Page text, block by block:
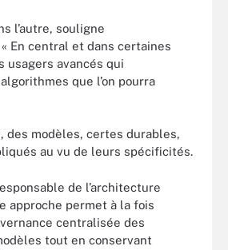
l’autre, souligne
En central et dans certaines
usagers avancés qui
que l’on pourra
des modèles, certes durables,
au vu de leurs spécificités.
de l’architecture
approche permet à la fois
centralisée des
tout en conservant